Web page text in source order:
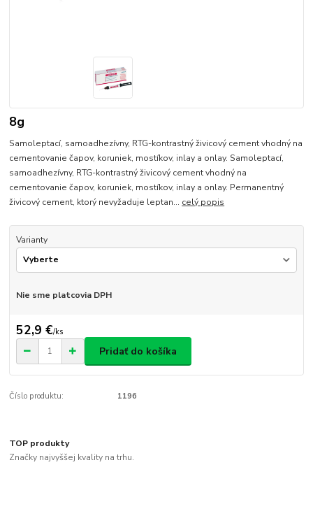
8g
Samoleptací, samoadhezívny, RTG-kontrastný živicový cement vhodný na
cementovanie čapov, koruniek, mostíkov, inlay a onlay. Samoleptací,
samoadhezívny, RTG-kontrastný živicový cement vhodný na
cementovanie čapov, koruniek, mostíkov, inlay a onlay. Permanentný
živicový cement, ktorý nevyžaduje leptan... celý popis
Varianty
Nie sme platcovia DPH
52,9 €/ks
Pridať do košíka
Číslo produktu: 1196
TOP produkty
Značky najvyššej kvality na trhu.